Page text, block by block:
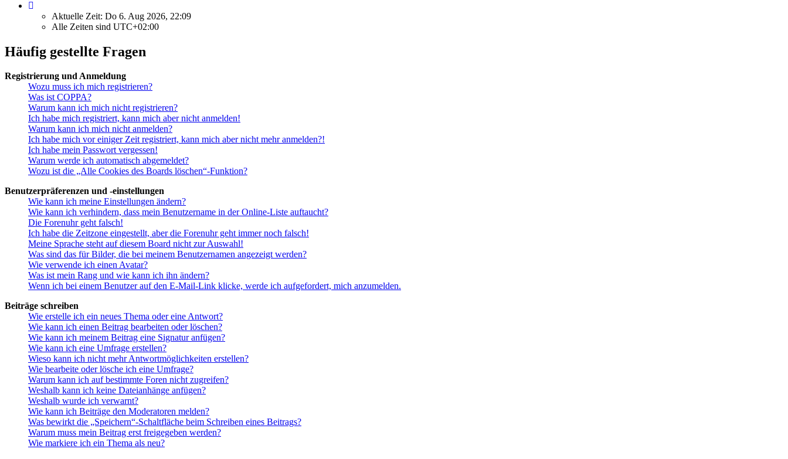
Aktuelle Zeit: Do 6. Aug 2026, 22:09
Alle Zeiten sind UTC+02:00
Häufig gestellte Fragen
Registrierung und Anmeldung
Wozu muss ich mich registrieren?
Was ist COPPA?
Warum kann ich mich nicht registrieren?
Ich habe mich registriert, kann mich aber nicht anmelden!
Warum kann ich mich nicht anmelden?
Ich habe mich vor einiger Zeit registriert, kann mich aber nicht mehr anmelden?!
Ich habe mein Passwort vergessen!
Warum werde ich automatisch abgemeldet?
Wozu ist die „Alle Cookies des Boards löschen“-Funktion?
Benutzerpräferenzen und -einstellungen
Wie kann ich meine Einstellungen ändern?
Wie kann ich verhindern, dass mein Benutzername in der Online-Liste auftaucht?
Die Forenuhr geht falsch!
Ich habe die Zeitzone eingestellt, aber die Forenuhr geht immer noch falsch!
Meine Sprache steht auf diesem Board nicht zur Auswahl!
Was sind das für Bilder, die bei meinem Benutzernamen angezeigt werden?
Wie verwende ich einen Avatar?
Was ist mein Rang und wie kann ich ihn ändern?
Wenn ich bei einem Benutzer auf den E-Mail-Link klicke, werde ich aufgefordert, mich anzumelden.
Beiträge schreiben
Wie erstelle ich ein neues Thema oder eine Antwort?
Wie kann ich einen Beitrag bearbeiten oder löschen?
Wie kann ich meinem Beitrag eine Signatur anfügen?
Wie kann ich eine Umfrage erstellen?
Wieso kann ich nicht mehr Antwortmöglichkeiten erstellen?
Wie bearbeite oder lösche ich eine Umfrage?
Warum kann ich auf bestimmte Foren nicht zugreifen?
Weshalb kann ich keine Dateianhänge anfügen?
Weshalb wurde ich verwarnt?
Wie kann ich Beiträge den Moderatoren melden?
Was bewirkt die „Speichern“-Schaltfläche beim Schreiben eines Beitrags?
Warum muss mein Beitrag erst freigegeben werden?
Wie markiere ich ein Thema als neu?